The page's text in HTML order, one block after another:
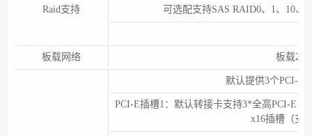
Raid支持 可选配支持SAS RAID0、1、10、
板载网络 板载2
默认提供3个PCI-E
PCI-E插槽1：默认转接卡支持3*全高PCI-E
x16插槽（支